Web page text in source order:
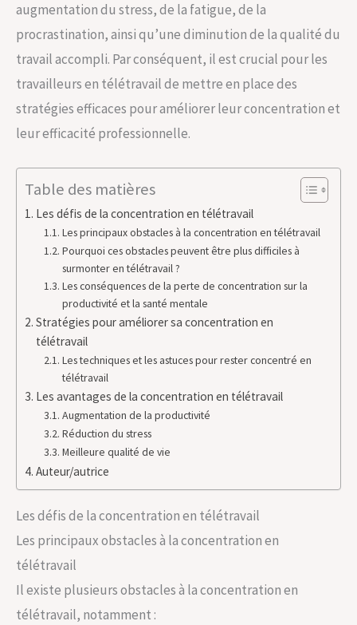
augmentation du stress, de la fatigue, de la
procrastination, ainsi qu’une diminution de la qualité du
travail accompli. Par conséquent, il est crucial pour les
travailleurs en télétravail de mettre en place des
stratégies efficaces pour améliorer leur concentration et
leur efficacité professionnelle.
Table des matières
Les défis de la concentration en télétravail
Les principaux obstacles à la concentration en télétravail
Pourquoi ces obstacles peuvent être plus difficiles à
surmonter en télétravail ?
Les conséquences de la perte de concentration sur la
productivité et la santé mentale
Stratégies pour améliorer sa concentration en
télétravail
Les techniques et les astuces pour rester concentré en
télétravail
Les avantages de la concentration en télétravail
Augmentation de la productivité
Réduction du stress
Meilleure qualité de vie
Auteur/autrice
Les défis de la concentration en télétravail
Les principaux obstacles à la concentration en
télétravail
Il existe plusieurs obstacles à la concentration en
télétravail, notamment :